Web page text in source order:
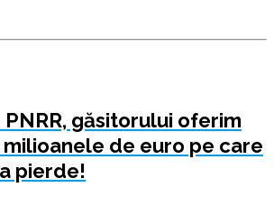
găsitorului oferim
de euro pe care
pierde!